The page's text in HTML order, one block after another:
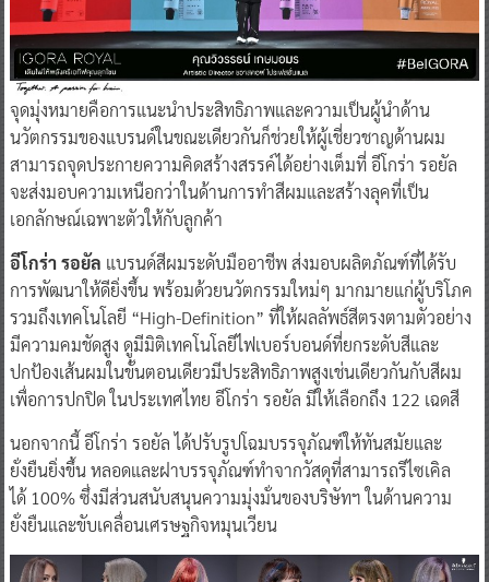
จุดมุ่งหมายคือการแนะนำประสิทธิภาพและความเป็นผู้นำด้าน
นวัตกรรมของแบรนด์ในขณะเดียวกันก็ช่วยให้ผู้เชี่ยวชาญด้านผม
สามารถจุดประกายความคิดสร้างสรรค์ได้อย่างเต็มที่ อีโกร่า รอยัล
จะส่งมอบความเหนือกว่าในด้านการทำสีผมและสร้างลุคที่เป็น
เอกลักษณ์เฉพาะตัวให้กับลูกค้า
อีโกร่า รอยัล แบรนด์สีผมระดับมืออาชีพ ส่งมอบผลิตภัณฑ์ที่ได้รับ
การพัฒนาให้ดียิ่งขึ้น พร้อมด้วยนวัตกรรมใหม่ๆ มากมายแก่ผู้บริโภค
รวมถึงเทคโนโลยี “High-Definition” ที่ให้ผลลัพธ์สีตรงตามตัวอย่าง
มีความคมชัดสูง ดูมีมิติเทคโนโลยีไฟเบอร์บอนด์ที่ยกระดับสีและ
ปกป้องเส้นผมในขั้นตอนเดียวมีประสิทธิภาพสูงเช่นเดียวกันกับสีผม
เพื่อการปกปิด ในประเทศไทย อีโกร่า รอยัล มีให้เลือกถึง 122 เฉดสี
นอกจากนี้ อีโกร่า รอยัล ได้ปรับรูปโฉมบรรจุภัณฑ์ให้ทันสมัยและ
ยั่งยืนยิ่งขึ้น หลอดและฝาบรรจุภัณฑ์ทำจากวัสดุที่สามารถรีไซเคิล
ได้ 100% ซึ่งมีส่วนสนับสนุนความมุ่งมั่นของบริษัทฯ ในด้านความ
ยั่งยืนและขับเคลื่อนเศรษฐกิจหมุนเวียน